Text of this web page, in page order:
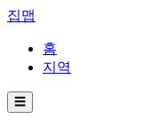
집맵
홈
지역
☰